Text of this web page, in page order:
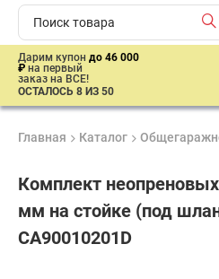
Дарим купон до 46 000
₽ на первый
заказ на ВСЕ!
ОСТАЛОСЬ 8 ИЗ 50
Главная Каталог
Комплект
мм на стойке (под
CA90010201D